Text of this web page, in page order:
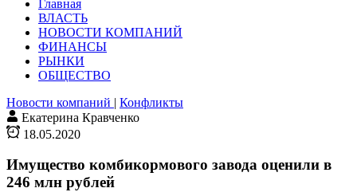
Главная
ВЛАСТЬ
НОВОСТИ КОМПАНИЙ
ФИНАНСЫ
РЫНКИ
ОБЩЕСТВО
Новости компаний | Конфликты
Екатерина Кравченко
18.05.2020
Имущество комбикормового завода оценили в
246 млн рублей